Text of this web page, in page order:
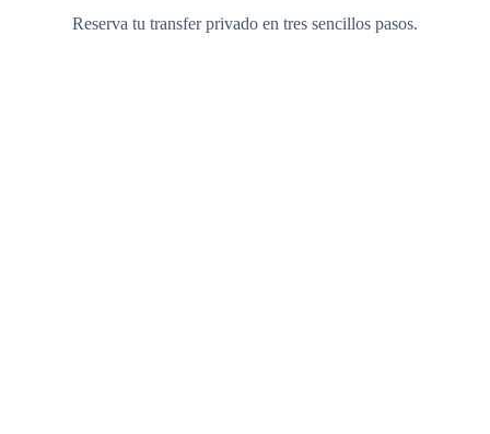
Reserva tu transfer privado en tres sencillos pasos.